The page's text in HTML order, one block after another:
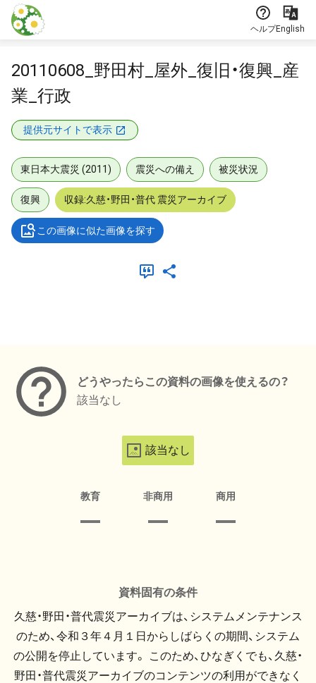
本文に飛ぶ
ヘルプEnglish
20110608_野田村_屋外_復旧・復興_産
業_行政
提供元サイトで表示
東日本大震災 (2011) 震災への備え 被災状況
復興 収録:久慈・野田・普代 震災アーカイブ
この画像に似た画像を探す
どうやったらこの資料の画像を使えるの？
該当なし
該当なし
教育 非商用 商用
資料固有の条件
久慈・野田・普代震災アーカイブは、システムメンテナンス
のため、令和３年４月１日からしばらくの期間、システム
の公開を停止しています。 このため、ひなぎくでも、久慈・
野田・普代震災アーカイブのコンテンツの利用ができなく